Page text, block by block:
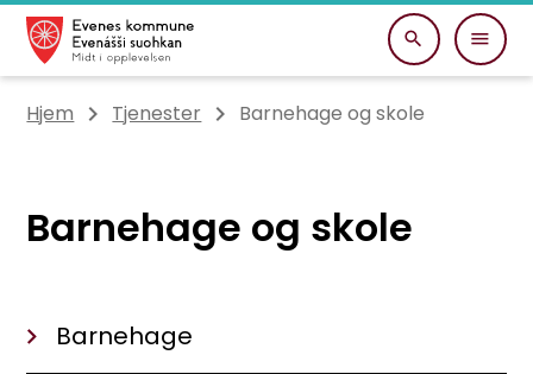
Evenes kommune
Du er her:
Hjem Tjenester Barnehage og skole
Barnehage og skole
Barnehage